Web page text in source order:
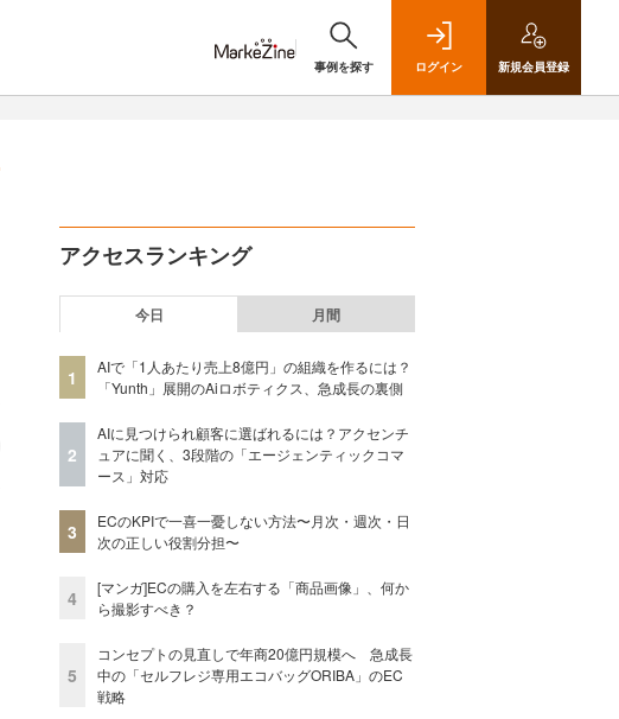
事例を探す ログイン 新規会員登録
アクセスランキング
今日 月間
1
AIで「1人あたり売上8億円」の組織を作るには？
「Yunth」展開のAiロボティクス、急成長の裏側
2
AIに見つけられ顧客に選ばれるには？アクセンチ
ュアに聞く、3段階の「エージェンティックコマ
ース」対応
3
ECのKPIで一喜一憂しない方法〜月次・週次・日
次の正しい役割分担〜
4
[マンガ]ECの購入を左右する「商品画像」、何か
ら撮影すべき？
5
コンセプトの見直しで年商20億円規模へ 急成長
中の「セルフレジ専用エコバッグORIBA」のEC
戦略